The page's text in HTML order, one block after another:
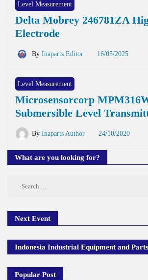
Level Measurement
Delta Mobrey 246781ZA
Electrode
By Inaparts Editor 16/05/2025
Level Measurement
Microsensorcorp
Submersible Level
By Inaparts Author 24/10/2020
What are you looking for?
Next Event
Indonesia Industrial Equipment and
Popular Post